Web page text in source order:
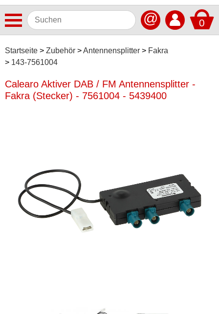
0
@
Startseite Zubehör Antennensplitter
Fakra
143-7561004
Autoradios
Dashcams
Elektromobilität
Navigationssoftware
Navigationssysteme
Rückfahrsysteme
Calearo Aktiver DAB / FM Antennensplitter -
Fakra (Stecker) - 7561004 - 5439400